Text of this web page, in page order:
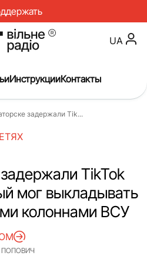
Новости
Инструкции
Интервью
Репортаж
Проекты
UA
ИнструкцииКонтакты
задержали Tik...
TikTok
мог выкладывать
колоннами ВСУ
ПОПОВИЧ